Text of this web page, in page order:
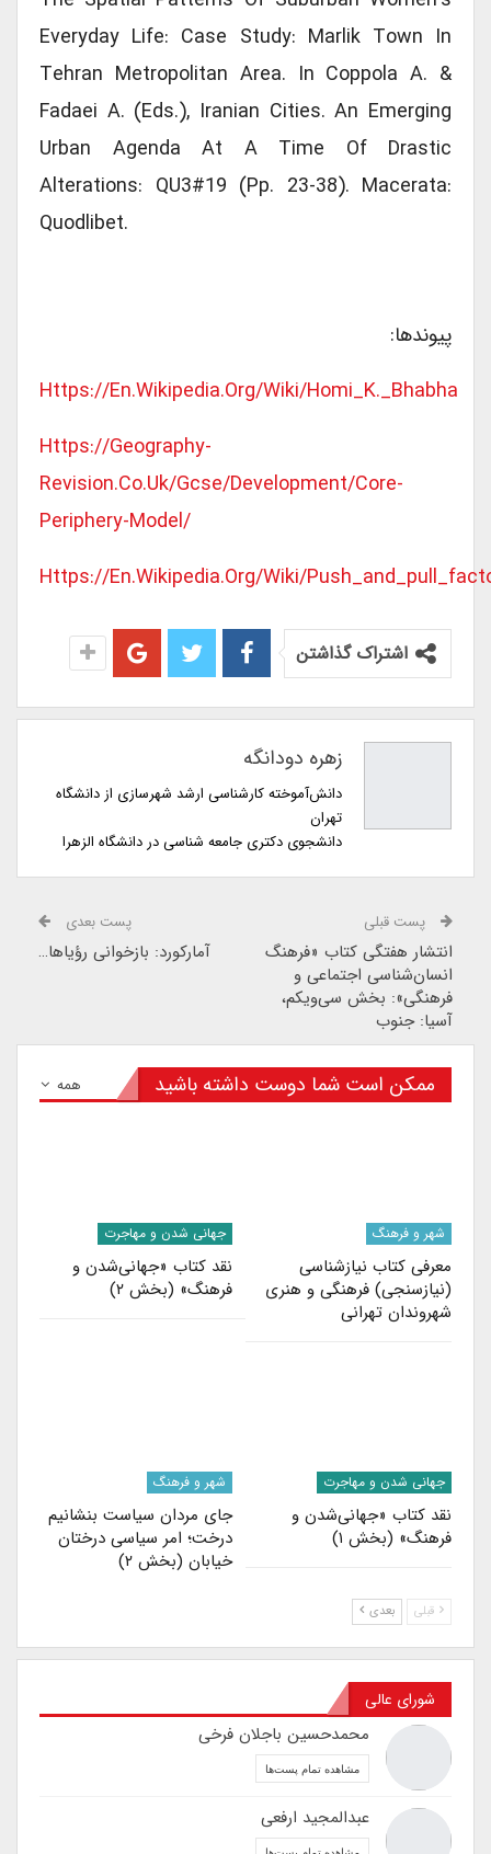
Everyday Life: Case Study: Marlik Town In
Tehran Metropolitan Area. In Coppola A. &
Fadaei A. (Eds.), Iranian Cities. An Emerging
Urban Agenda At A Time Of Drastic
Alterations: QU3#19 (Pp. 23-38). Macerata:
Quodlibet.
پیوندها:
Https://en.wikipedia.org/wiki/Homi_K._Bhabha
Https://geography-
Revision.co.uk/gcse/development/core-
Periphery-Model/
Https://en.wikipedia.org/wiki/
اشتراک گذاشتن
زهره دودانگه
دانش‌آموخته کارشناسی ارشد شهرسازی از دانشگاه
تهران
دانشجوی دکتری جامعه شناسی در دانشگاه الزهرا
پست قبلی
انتشار هفتگی کتاب «فرهنگ
انسان‌شناسی اجتماعی و
فرهنگی»: بخش سی‌ویکم،
آسیا: جنوب
پست بعدی
آمارکورد: بازخوانی رؤیاها…
همه ممکن است شما دوست داشته باشید
شهر و فرهنگ
معرفی کتاب نیازشناسی
(نیازسنجی) فرهنگی و هنری
شهروندان تهرانی
جهانی شدن و مهاجرت
نقد کتاب «جهانی‌شدن و
فرهنگ» (بخش ۲)
جهانی شدن و مهاجرت
نقد کتاب «جهانی‌شدن و
فرهنگ» (بخش ۱)
شهر و فرهنگ
جای مردان سیاست بنشانیم
درخت؛ امر سیاسی درختان
خیابان (بخش ۲)
قبلی بعدی
شورای عالی
محمدحسین باجلان فرخی
مشاهده تمام پست‌ها
عبدالمجید ارفعی